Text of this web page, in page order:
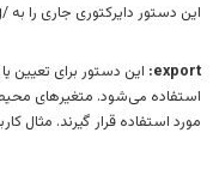
این دستور دایرکتوری جاری را به /var/log تغییر می‌دهد.
export: این دستور برای تعیین
استفاده می‌شود. متغیرهای
مورد استفاده قرار گیرند. مثال